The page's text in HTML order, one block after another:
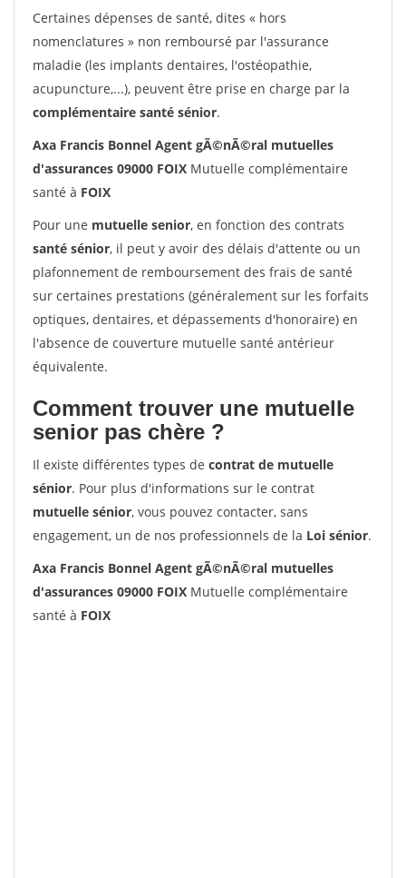
Certaines dépenses de santé, dites « hors
nomenclatures » non remboursé par l'assurance
maladie (les implants dentaires, l'ostéopathie,
acupuncture,...), peuvent être prise en charge par la
complémentaire santé sénior.
Axa Francis Bonnel Agent gÃ©nÃ©ral mutuelles
d'assurances 09000 FOIX Mutuelle complémentaire
santé à FOIX
Pour une mutuelle senior, en fonction des contrats
santé sénior, il peut y avoir des délais d'attente ou un
plafonnement de remboursement des frais de santé
sur certaines prestations (généralement sur les forfaits
optiques, dentaires, et dépassements d'honoraire) en
l'absence de couverture mutuelle santé antérieur
équivalente.
Comment trouver une mutuelle
senior pas chère ?
Il existe différentes types de contrat de mutuelle
sénior. Pour plus d'informations sur le contrat
mutuelle sénior, vous pouvez contacter, sans
engagement, un de nos professionnels de la Loi sénior.
Axa Francis Bonnel Agent gÃ©nÃ©ral mutuelles
d'assurances 09000 FOIX Mutuelle complémentaire
santé à FOIX